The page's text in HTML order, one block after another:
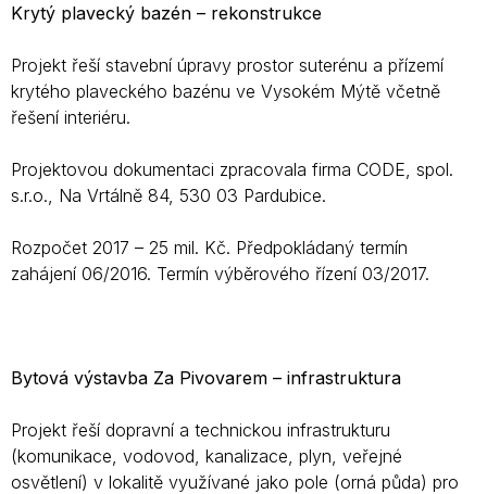
Krytý plavecký bazén – rekonstrukce
Projekt řeší stavební úpravy prostor suterénu a přízemí
krytého plaveckého bazénu ve Vysokém Mýtě včetně
řešení interiéru.
Projektovou dokumentaci zpracovala firma CODE, spol.
s.r.o., Na Vrtálně 84, 530 03 Pardubice.
Rozpočet 2017 – 25 mil. Kč. Předpokládaný termín
zahájení 06/2016. Termín výběrového řízení 03/2017.
Bytová výstavba Za Pivovarem – infrastruktura
Projekt řeší dopravní a technickou infrastrukturu
(komunikace, vodovod, kanalizace, plyn, veřejné
osvětlení) v lokalitě využívané jako pole (orná půda) pro